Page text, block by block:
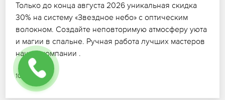
Только до конца августа 2026 уникальная скидка
30% на систему «Звездное небо» с оптическим
волокном. Создайте неповторимую атмосферу уюта
и магии в спальне. Ручная работа лучших мастеров
нашей компании .
10.07.2026